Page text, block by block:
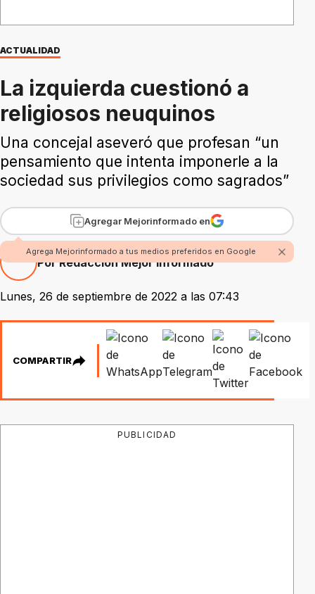
ACTUALIDAD
La izquierda cuestionó a
religiosos neuquinos
Una concejal aseveró que profesan “un
pensamiento que intenta imponerle a la
sociedad sus privilegios como sagrados”
Agregar Mejorinformado en
Agrega Mejorinformado a tus medios preferidos en Google
Por Redacción Mejor Informado
Lunes, 26 de septiembre de 2022 a las 07:43
COMPARTIR
PUBLICIDAD